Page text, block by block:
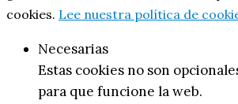
cookies. Lee nuestra política de
Necesarias
Estas cookies no son
para que funcione la web.